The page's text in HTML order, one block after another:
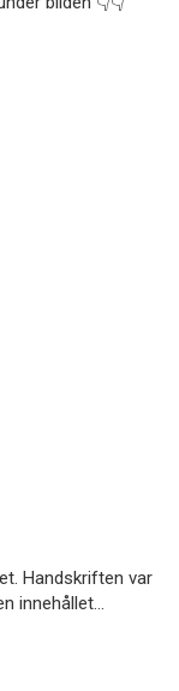
Handskriften var
innehållet…